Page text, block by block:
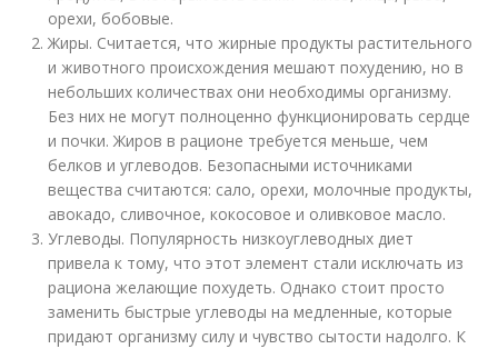
орехи, бобовые.
Жиры. Считается, что жирные продукты растительного
и животного происхождения мешают похудению, но в
небольших количествах они необходимы организму.
Без них не могут полноценно функционировать сердце
и почки. Жиров в рационе требуется меньше, чем
белков и углеводов. Безопасными источниками
вещества считаются: сало, орехи, молочные продукты,
авокадо, сливочное, кокосовое и оливковое масло.
Углеводы. Популярность низкоуглеводных диет
привела к тому, что этот элемент стали исключать из
рациона желающие похудеть. Однако стоит просто
заменить быстрые углеводы на медленные, которые
придают организму силу и чувство сытости надолго. К